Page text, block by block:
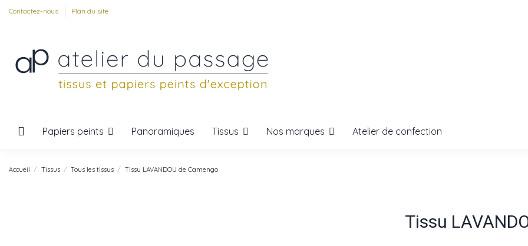
Contactez-nous Plan du site
Papiers peints Panoramiques Tissus Nos marques Atelier de confection
Accueil Tissus Tous les tissus Tissu LAVANDOU de Camengo
Tissu